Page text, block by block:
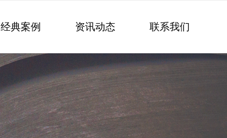
经典案例 资讯动态 联系我们